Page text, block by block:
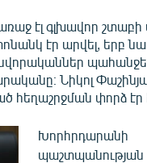
էլ գլխավոր
էր արվել, երբ
Նիկոլ
հեղաշրջման փորձ էր
Խորհրդարանի
պաշտպանության